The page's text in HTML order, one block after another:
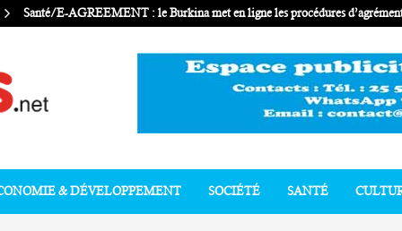
Santé/E-AGREEMENT : le Burkina met en ligne les procédures
& DÉVELOPPEMENT SOCIÉTÉ SANTÉ